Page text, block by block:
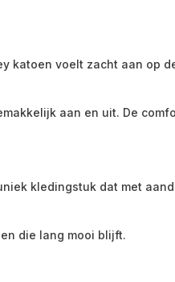
katoen voelt zacht aan op
aan en uit. De
kledingstuk dat met
die lang mooi blijft.